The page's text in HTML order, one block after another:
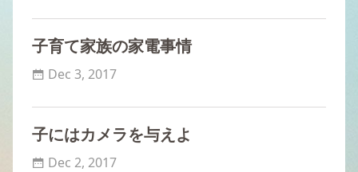
子育て家族の家電事情
Dec 3, 2017
子にはカメラを与えよ
Dec 2, 2017